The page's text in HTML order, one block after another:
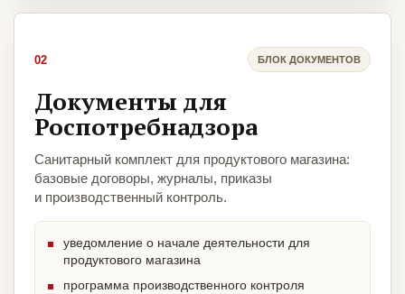
02 БЛОК ДОКУМЕНТОВ
Документы для
Роспотребнадзора
Санитарный комплект для продуктового магазина:
базовые договоры, журналы, приказы
и производственный контроль.
уведомление о начале деятельности для
продуктового магазина
программа производственного контроля